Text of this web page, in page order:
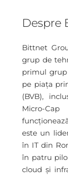
Despre
Bittnet
grup de
primul
pe piața
(BVB),
Micro-
este un
în IT din
în patru
cloud și